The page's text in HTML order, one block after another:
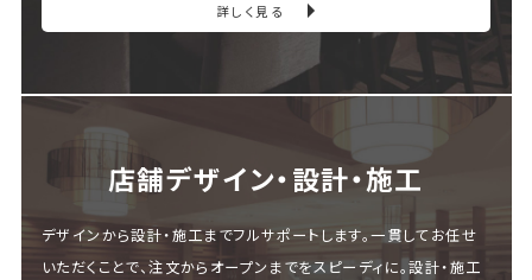
詳しく見る
店舗デザイン・設計・施⼯
デザインから設計・施工までフルサポートします。一貫してお任せ
いただくことで、注文からオープンまでをスピーディに。設計・施工